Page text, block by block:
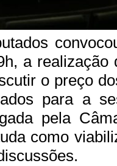
a realização
o preço
para a
pela
como